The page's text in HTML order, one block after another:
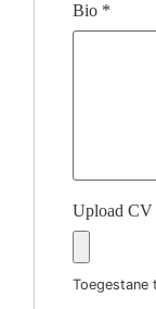
Bio *
Upload CV
Toegestane